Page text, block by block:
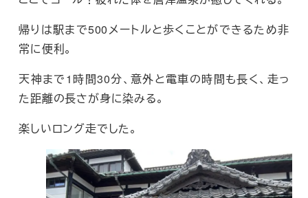
帰りは駅まで500メートルと歩くことができるため非
常に便利。
天神まで1時間30分、意外と電車の時間も長く、走っ
た距離の長さが身に染みる。
楽しいロング走でした。